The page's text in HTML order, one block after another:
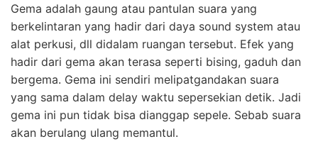
Gema adalah gaung atau pantulan suara yang
berkelintaran yang hadir dari daya sound system atau
alat perkusi, dll didalam ruangan tersebut. Efek yang
hadir dari gema akan terasa seperti bising, gaduh dan
bergema. Gema ini sendiri melipatgandakan suara
yang sama dalam delay waktu sepersekian detik. Jadi
gema ini pun tidak bisa dianggap sepele. Sebab suara
akan berulang ulang memantul.